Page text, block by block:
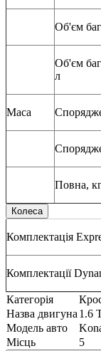
Об'єм
Об'єм
л
Маса
Повна,
Колеса
Комплектація
Комплектації
Категорія
Назва двигуна 1.6
Модель авто
Місць
5